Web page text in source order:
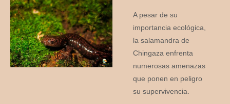
A pesar de su
importancia ecológica,
la salamandra de
Chingaza enfrenta
numerosas amenazas
que ponen en peligro
su supervivencia.